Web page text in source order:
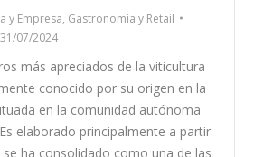
y Empresa, Gastronomía y Retail
31/07/2024
más apreciados de la viticultura
conocido por su origen en la
en la comunidad autónoma
elaborado principalmente a partir
ha consolidado como una de las